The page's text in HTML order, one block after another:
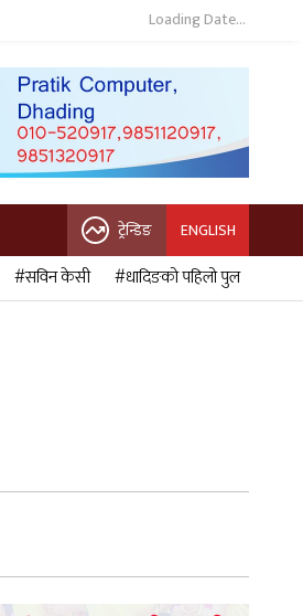
Loading Date...
ट्रेन्डिङ ENGLISH
#सविन केसी #धादिङको पहिलो पुल